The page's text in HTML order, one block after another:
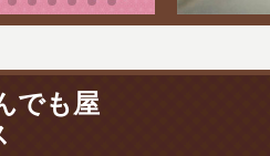
でも屋